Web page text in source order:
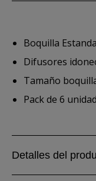
Boquilla
Difusores
Tamaño
Pack de 6
Detalles del